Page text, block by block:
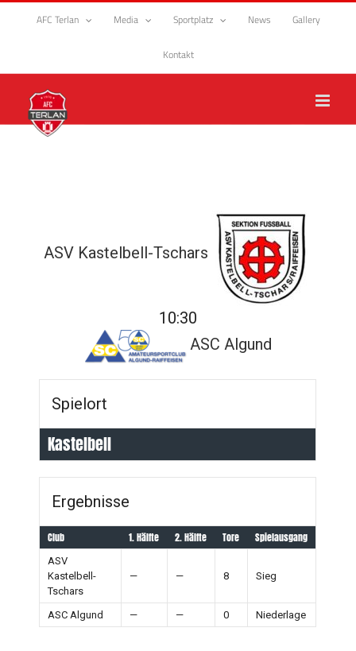
Zum
AFC Terlan Media Sportplatz News Gallery
Kontakt
ASV Kastelbell-Tschars
10:30
ASC Algund
Spielort
Kastelbell
Ergebnisse
Club 1. Hälfte 2. Hälfte Tore Spielausgang
ASV
Kastelbell-
Tschars
— — 8 Sieg
ASC Algund — — 0 Niederlage